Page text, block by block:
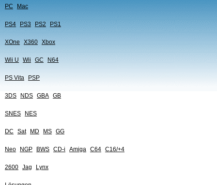
PC Mac
PS4 PS3 PS2 PS1
XOne X360 Xbox
Wii U Wii GC N64
PS Vita PSP
3DS NDS GBA GB
SNES NES
DC Sat MD MS GG
Neo NGP BWS CD-i Amiga C64 C16/+4
2600 Jag Lynx